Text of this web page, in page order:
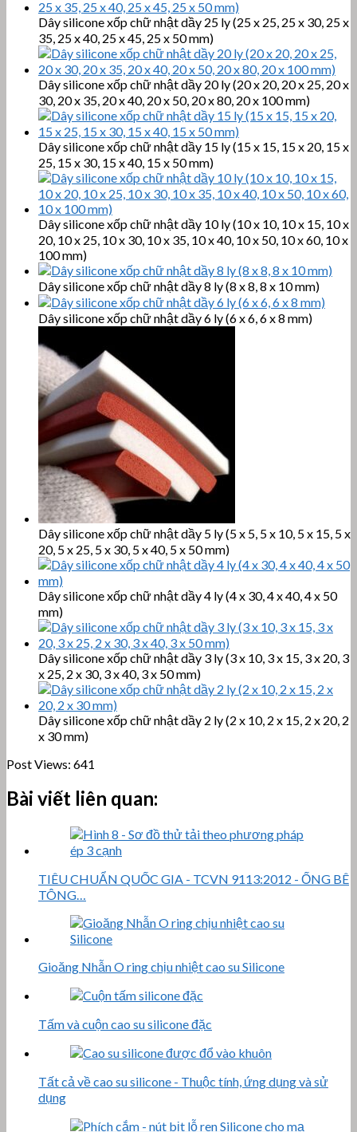
Dây silicone xốp chữ nhật dầy 25 ly (25 x 25, 25 x 30, 25 x
35, 25 x 40, 25 x 45, 25 x 50 mm)
Dây silicone xốp chữ nhật dầy 20 ly (20 x 20, 20 x 25, 20 x
30, 20 x 35, 20 x 40, 20 x 50, 20 x 80, 20 x 100 mm)
Dây silicone xốp chữ nhật dầy 15 ly (15 x 15, 15 x 20, 15 x
25, 15 x 30, 15 x 40, 15 x 50 mm)
Dây silicone xốp chữ nhật dầy 10 ly (10 x 10, 10 x 15, 10 x
20, 10 x 25, 10 x 30, 10 x 35, 10 x 40, 10 x 50, 10 x 60, 10 x
100 mm)
Dây silicone xốp chữ nhật dầy 8 ly (8 x 8, 8 x 10 mm)
Dây silicone xốp chữ nhật dầy 6 ly (6 x 6, 6 x 8 mm)
Dây silicone xốp chữ nhật dầy 5 ly (5 x 5, 5 x 10, 5 x 15, 5 x
20, 5 x 25, 5 x 30, 5 x 40, 5 x 50 mm)
Dây silicone xốp chữ nhật dầy 4 ly (4 x 30, 4 x 40, 4 x 50
mm)
Dây silicone xốp chữ nhật dầy 3 ly (3 x 10, 3 x 15, 3 x 20, 3
x 25, 2 x 30, 3 x 40, 3 x 50 mm)
Dây silicone xốp chữ nhật dầy 2 ly (2 x 10, 2 x 15, 2 x 20, 2
x 30 mm)
Post Views: 641
Bài viết liên quan:
TIÊU CHUẨN QUỐC GIA - TCVN 9113:2012 - ỐNG BÊ
TÔNG…
Gioăng Nhẫn O ring chịu nhiệt cao su Silicone
Tấm và cuộn cao su silicone đặc
Tất cả về cao su silicone - Thuộc tính, ứng dụng và sử
dụng